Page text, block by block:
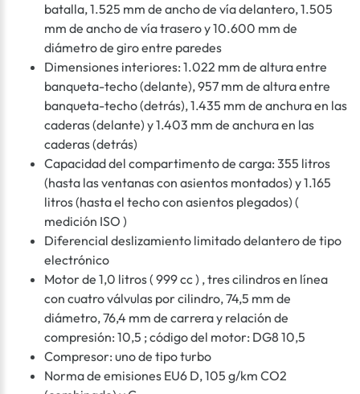
batalla, 1.525 mm de ancho de vía delantero, 1.505
mm de ancho de vía trasero y 10.600 mm de
diámetro de giro entre paredes
Dimensiones interiores: 1.022 mm de altura entre
banqueta-techo (delante), 957 mm de altura entre
banqueta-techo (detrás), 1.435 mm de anchura en las
caderas (delante) y 1.403 mm de anchura en las
caderas (detrás)
Capacidad del compartimento de carga: 355 litros
(hasta las ventanas con asientos montados) y 1.165
litros (hasta el techo con asientos plegados) (
medición ISO )
Diferencial deslizamiento limitado delantero de tipo
electrónico
Motor de 1,0 litros ( 999 cc ) , tres cilindros en línea
con cuatro válvulas por cilindro, 74,5 mm de
diámetro, 76,4 mm de carrera y relación de
compresión: 10,5 ; código del motor: DG8 10,5
Compresor: uno de tipo turbo
Norma de emisiones EU6 D, 105 g/km CO2